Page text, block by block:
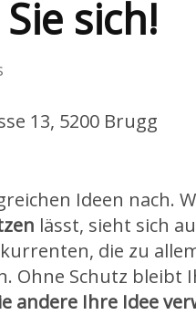
sich!
13, 5200 Brugg
Ideen nach.
lässt, sieht sich
die zu
Ohne Schutz bleibt
andere Ihre Idee